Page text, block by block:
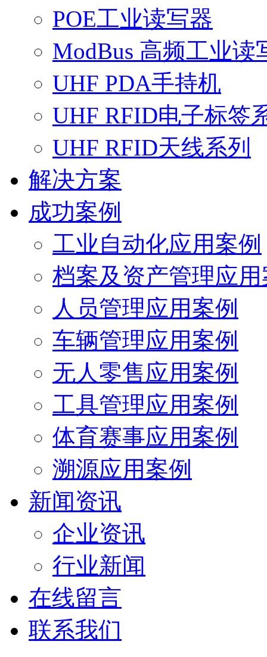
POE工业读写器
ModBus 高频工业读
UHF PDA手持机
UHF RFID电子标签
UHF RFID天线系列
解决方案
成功案例
工业自动化应用案例
档案及资产管理应
人员管理应用案例
车辆管理应用案例
无人零售应用案例
工具管理应用案例
体育赛事应用案例
溯源应用案例
新闻资讯
企业资讯
行业新闻
在线留言
联系我们